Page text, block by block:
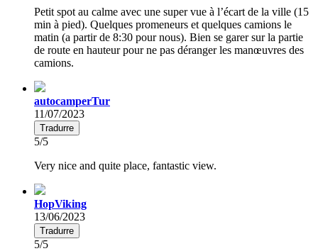
Petit spot au calme avec une super vue à l’écart de la ville (15
min à pied). Quelques promeneurs et quelques camions le
matin (a partir de 8:30 pour nous). Bien se garer sur la partie
de route en hauteur pour ne pas déranger les manœuvres des
camions.
autocamperTur
11/07/2023
Tradurre
5/5
Very nice and quite place, fantastic view.
HopViking
13/06/2023
Tradurre
5/5